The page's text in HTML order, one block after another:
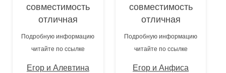
совместимость
отличная
Подробную информацию
читайте по ссылке
Егор и Алевтина
совместимость
отличная
Подробную информацию
читайте по ссылке
Егор и Анфиса